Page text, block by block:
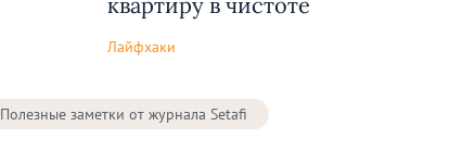
Лайфхаки
Полезные заметки от журнала Setafi